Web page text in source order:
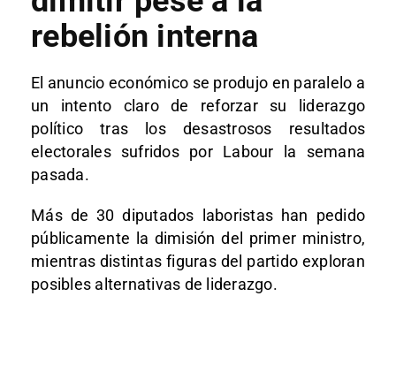
rebelión interna
El anuncio económico se produjo en paralelo a
un intento claro de reforzar su liderazgo
político tras los desastrosos resultados
electorales sufridos por Labour la semana
pasada.
Más de 30 diputados laboristas han pedido
públicamente la dimisión del primer ministro,
mientras distintas figuras del partido exploran
posibles alternativas de liderazgo.